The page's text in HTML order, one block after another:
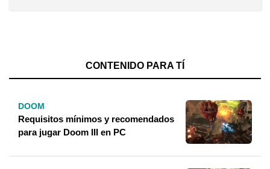
CONTENIDO PARA TÍ
DOOM
Requisitos mínimos y recomendados
para jugar Doom III en PC